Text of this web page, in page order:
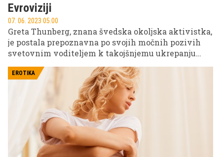
Evroviziji
07. 06. 2023 05.00
Greta Thunberg, znana švedska okoljska aktivistka,
je postala prepoznavna po svojih močnih pozivih
svetovnim voditeljem k takojšnjemu ukrepanju
pogosto spregledajo dejstvo, da je Greta tudi otrok iz
glasbene družine in da je glasba imela velik vpliv
na njeno življenje. Prav zaradi te povezave z glasbo
si je Greta vzela pravico do komentiranja letošnjega
tekmovanja Evrovizije.
EROTIKA